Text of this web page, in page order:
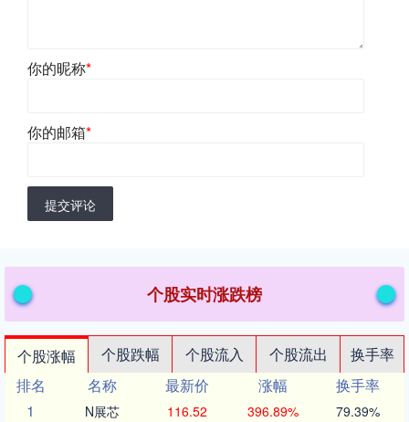
你的昵称*
你的邮箱*
提交评论
个股实时涨跌榜
个股涨幅 个股跌幅 个股流入 个股流出
换手率
排名
名称 最新价 涨幅
换手率
1
N展芯 116.52 396.89% 79.39%